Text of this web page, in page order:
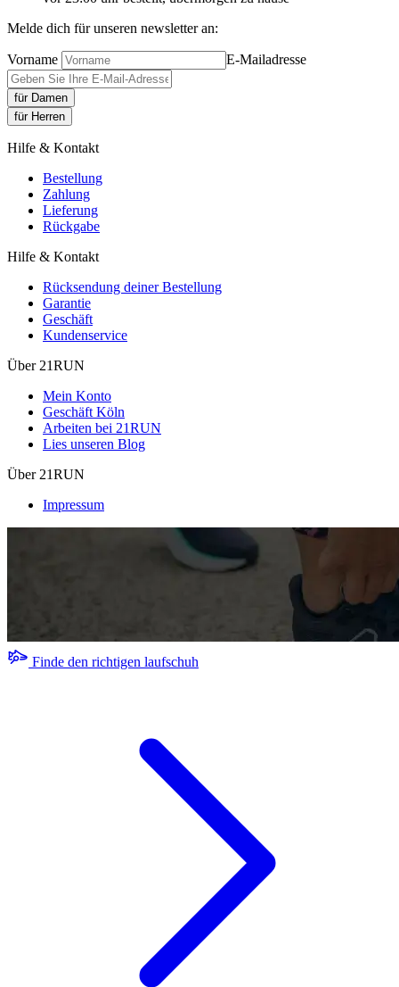
Melde dich für unseren newsletter an:
Vorname E-Mailadresse
für Damen
für Herren
Hilfe & Kontakt
Bestellung
Zahlung
Lieferung
Rückgabe
Hilfe & Kontakt
Rücksendung deiner Bestellung
Garantie
Geschäft
Kundenservice
Über 21RUN
Mein Konto
Geschäft Köln
Arbeiten bei 21RUN
Lies unseren Blog
Über 21RUN
Impressum
Finde den richtigen laufschuh